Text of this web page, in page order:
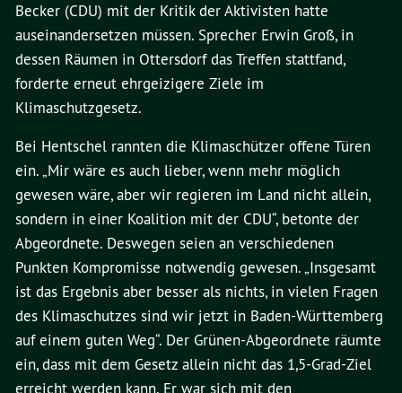
Becker (CDU) mit der Kritik der Aktivisten hatte
auseinandersetzen müssen. Sprecher Erwin Groß, in
dessen Räumen in Ottersdorf das Treffen stattfand,
forderte erneut ehrgeizigere Ziele im
Klimaschutzgesetz.
Bei Hentschel rannten die Klimaschützer offene Türen
ein. „Mir wäre es auch lieber, wenn mehr möglich
gewesen wäre, aber wir regieren im Land nicht allein,
sondern in einer Koalition mit der CDU“, betonte der
Abgeordnete. Deswegen seien an verschiedenen
Punkten Kompromisse notwendig gewesen. „Insgesamt
ist das Ergebnis aber besser als nichts, in vielen Fragen
des Klimaschutzes sind wir jetzt in Baden-Württemberg
auf einem guten Weg“. Der Grünen-Abgeordnete räumte
ein, dass mit dem Gesetz allein nicht das 1,5-Grad-Ziel
erreicht werden kann. Er war sich mit den